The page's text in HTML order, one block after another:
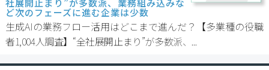
社展開止まり”が多数派、業務組み込みな
ど次のフェーズに進む企業は少数
生成AIの業務フロー活用はどこまで進んだ？【多業種の役職
者1,004人調査】“全社展開止まり”が多数派、...